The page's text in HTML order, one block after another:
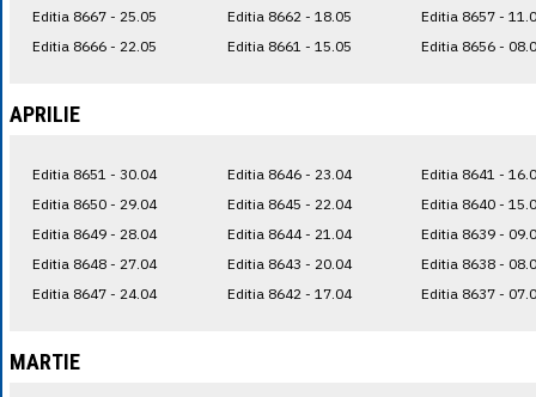
Editia 8667 - 25.05
Editia 8666 - 22.05
Editia 8662 - 18.05
Editia 8661 - 15.05
Editia 8657 -
Editia 8656 -
APRILIE
Editia 8651 - 30.04
Editia 8650 - 29.04
Editia 8649 - 28.04
Editia 8648 - 27.04
Editia 8647 - 24.04
Editia 8646 - 23.04
Editia 8645 - 22.04
Editia 8644 - 21.04
Editia 8643 - 20.04
Editia 8642 - 17.04
Editia 8641 -
Editia 8640 -
Editia 8639 -
Editia 8638 -
Editia 8637 -
MARTIE